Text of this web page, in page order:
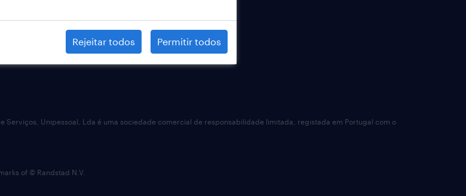
Serviços, Unipessoal, Lda é uma sociedade comercial de responsabilidade limitada, registada em Portugal com o
of © Randstad N.V.
Rejeitar todos Permitir todos